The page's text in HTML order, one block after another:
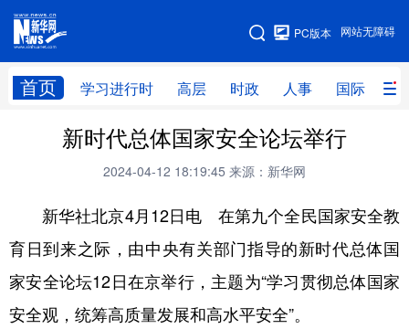
网站无障碍
PC版本
首页 学习进行时 高层 时政 人事 国际 财
网站地图
学习进行时 高层 时政 人事
财经 网评
台湾 思客智库 全球连线 教育
科技 科创 量子 体育
文化 书画 健康 军事
新时代总体国家安全论坛举行
2024-04-12 18:19:45 来源：新华网
新华社北京4月12日电 在第九个全民国家安全教
育日到来之际，由中央有关部门指导的新时代总体国
家安全论坛12日在京举行，主题为“学习贯彻总体国家
安全观，统筹高质量发展和高水平安全”。